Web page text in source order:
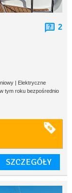
2
| Elektryczne
tym roku bezpośrednio
SZCZEGÓŁY